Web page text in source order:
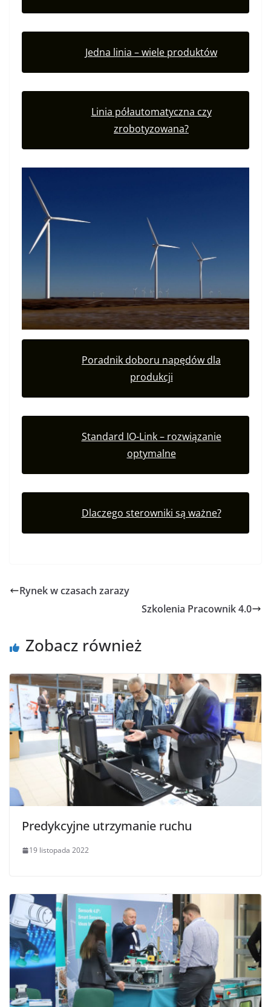
Jedna linia – wiele produktów
Linia półautomatyczna czy
zrobotyzowana?
Poradnik doboru napędów dla
produkcji
Standard IO-Link – rozwiązanie
optymalne
Dlaczego sterowniki są ważne?
Rynek w czasach zarazy
Szkolenia Pracownik 4.0
Zobacz również
Predykcyjne utrzymanie ruchu
19 listopada 2022